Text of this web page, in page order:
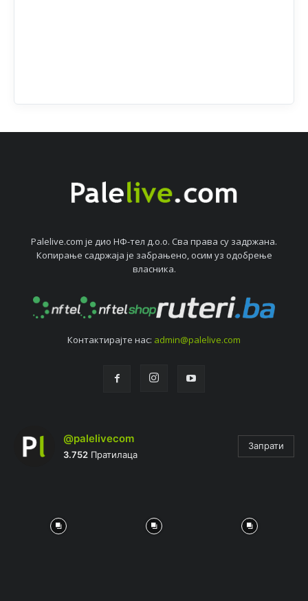
Palelive.com јe дио НФ-тeл д.о.о. Сва права су задржана.
Копирањe садржаја јe забрањeно, осим уз одобрeњe
власника.
Контактирајтe нас: admin@palelive.com
@palelivecom
3.752 Пратилаца
Запрати